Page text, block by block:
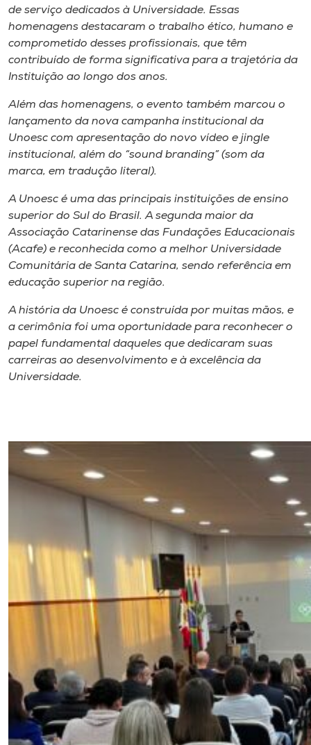
de serviço dedicados à Universidade. Essas
homenagens destacaram o trabalho ético, humano e
comprometido desses profissionais, que têm
contribuído de forma significativa para a trajetória da
Instituição ao longo dos anos.
Além das homenagens, o evento também marcou o
lançamento da nova campanha institucional da
Unoesc com apresentação do novo vídeo e jingle
institucional, além do “sound branding” (som da
marca, em tradução literal).
A Unoesc é uma das principais instituições de ensino
superior do Sul do Brasil. A segunda maior da
Associação Catarinense das Fundações Educacionais
(Acafe) e reconhecida como a melhor Universidade
Comunitária de Santa Catarina, sendo referência em
educação superior na região.
A história da Unoesc é construída por muitas mãos, e
a cerimônia foi uma oportunidade para reconhecer o
papel fundamental daqueles que dedicaram suas
carreiras ao desenvolvimento e à excelência da
Universidade.